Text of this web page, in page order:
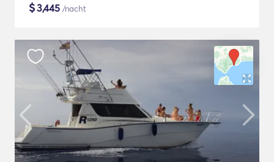
$3,445 /nacht